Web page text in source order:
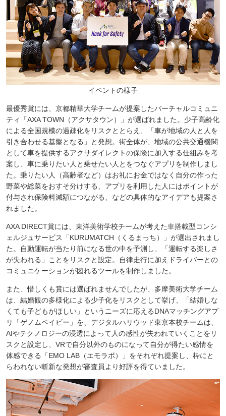
イベントの様子
最優秀賞には、京都精華大学チームが提案したバーチャルコミュニ
ティ「AXA TOWN（アクサタウン）」が選ばれました。少子高齢化
による全国規模の過疎化をリスクととらえ、「車が地域の人と人を
引き合わせる基盤となる」と発想。街全体が、地域の公共交通機関
として車を提供するアクサダイレクトの保険に加入する仕組みを考
案し、車に乗りたい人と乗せたい人とをつなぐアプリを制作しまし
た。乗りたい人（高齢者など）はお礼にお金ではなく自分の作った
野菜や総菜をおすそ分けする、アプリを利用した人にはポイントが
付与され保険料減額につながる、などの具体的なアイデアも提案さ
れました。
AXA DIRECT賞には、東洋美術学校チームが考えた車搭載型コンシ
ェルジュサービス「KURUMATCH（くるまっち）」が選出されまし
た。自動運転が当たり前になる世の中を予測し、「運転する楽しさ
が失われる」ことをリスクと設定。自律走行に加えドライバーとの
コミュニケーションが図れるツールを制作しました。
また、惜しくも賞には選ばれませんでしたが、多摩美術大学チーム
は、結婚観の多様化による少子化をリスクとして挙げ、「結婚しな
くても子どもがほしい」というニーズに応えるDNAマッチングアプ
リ「ゲノムベイビー」を、デジタルハリウッド東京本校チームは、
AIやテクノロジーの浸透によって人の感性が失われていくことをリ
スクと設定し、VRで自分以外のものになって自分が得たい感情を
体感できる「EMO LAB（エモラボ）」をそれぞれ提案し、枠にと
らわれない斬新な発想が審査員より好評を得ていました。